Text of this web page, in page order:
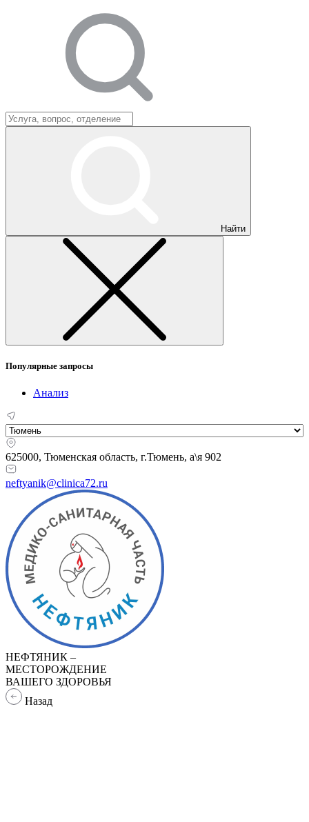
Найти
Популярные запросы
Анализ
625000, Тюменская область, г.Тюмень, а\я 902
neftyanik@clinica72.ru
НЕФТЯНИК –
МЕСТОРОЖДЕНИЕ
ВАШЕГО ЗДОРОВЬЯ
Назад